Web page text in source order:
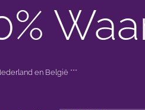
en België ***